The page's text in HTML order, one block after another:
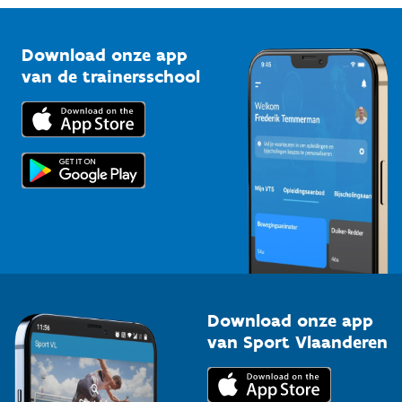
Bedrijven
Trainers en begeleiders
Topsporters
Vlaamse Trainersschool
Kennisplatform
Downloads
Voor de pers
Download onze app
van de trainersschool
Download onze app
van Sport Vlaanderen